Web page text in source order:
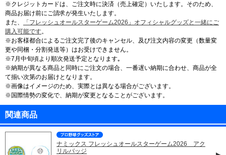
※クレジットカードは、ご注文時に決済（売上確定）いたします。そのため、
商品お届け前にご請求が発生いたします。
また、
「フレッシュオールスターゲーム2026」オフィシャルグッズと一緒にご
購入可能です。
※お客様都合によるご注文完了後のキャンセル、及び注文内容の変更（数量変
更や同梱・分割発送等）はお受けできません。
※7月中旬頃より順次発送予定となります｡
※納期が異なる商品と同時にご注文の場合、一番遅い納期に合わせ、商品が全
て揃い次第のお届けとなります。
※画像はイメージのため、実際とは異なる場合がございます。
※国際情勢の変化で、納期が変更となることがございます。
関連商品
ナミックス フレッシュオールスターゲーム2026 アク
リルバッジ